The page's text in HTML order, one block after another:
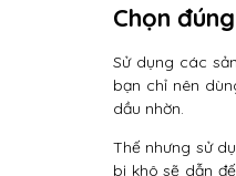
Chọn
Sử dụng các
bạn chỉ nên
dầu nhờn.
Thế nhưng sử
bị khô sẽ dẫn